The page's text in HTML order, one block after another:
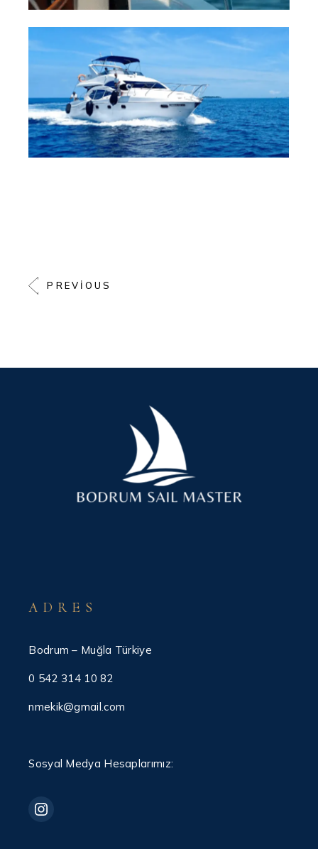
PREVIOUS
ADRES
Bodrum – Muğla Türkiye
0 542 314 10 82
nmekik@gmail.com
Sosyal Medya Hesaplarımız: